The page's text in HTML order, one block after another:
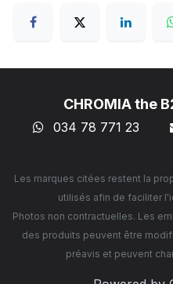
CHROMIA the
034 78 771 23
Les marques citées restent la
utilisés afin de faciliter
Photos non contractuelles. Les
des produits peuvent être
préavis et peuvent